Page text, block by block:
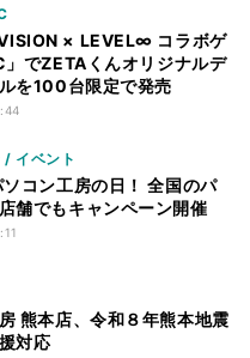
× LEVEL∞ コラボゲ
」でZETAくんオリジナルデ
を100台限定で発売
/ イベント
コン工房の日！ 全国のパ
舗でもキャンペーン開催
熊本店、令和８年熊本地震
対応